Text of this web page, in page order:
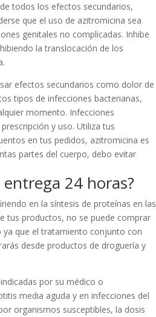
todos los efectos secundarios,
que el uso de azitromicina sea
genitales no complicadas. Inhibe
la translocación de los
efectos secundarios como dolor de
tipos de infecciones bacterianas,
momento. Infecciones
y uso. Utiliza tus
en tus pedidos, azitromicina es
partes del cuerpo, debo evitar
24 horas?
en la síntesis de proteínas en las
tus productos, no se puede comprar
ya que el tratamiento conjunto con
desde productos de droguería y
por su médico o
media aguda y en infecciones del
organismos susceptibles, la dosis